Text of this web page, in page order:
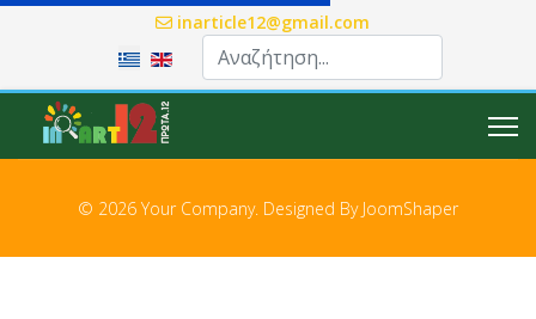
inarticle12@gmail.com
Επιλέξτε τη γλώσσα σας
© 2026 Your Company. Designed By JoomShaper